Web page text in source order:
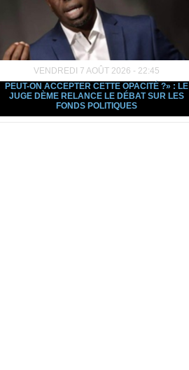
VENDREDI 7 AOÛT 2026 - 22:45
PEUT-ON ACCEPTER CETTE OPACITÉ ?» : LE
JUGE DÈME RELANCE LE DÉBAT SUR LES
FONDS POLITIQUES